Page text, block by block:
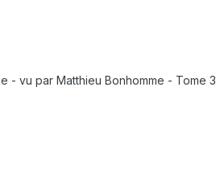
- vu par Matthieu Bonhomme - Tome 3